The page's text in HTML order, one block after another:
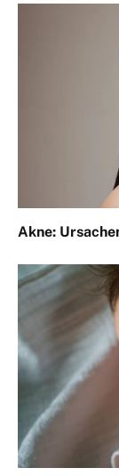
Akne: